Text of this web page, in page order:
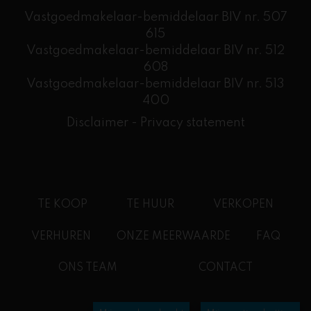
Vastgoedmakelaar-bemiddelaar BIV nr. 507
615
Vastgoedmakelaar-bemiddelaar BIV nr. 512
608
​Vastgoedmakelaar-bemiddelaar BIV nr. 513
400
Disclaimer - Privacy statement
TE KOOP TE HUUR VERKOPEN
VERHUREN ONZE MEERWAARDE FAQ
ONS TEAM CONTACT